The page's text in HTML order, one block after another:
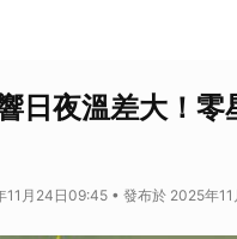
日夜溫差大！
11月24日09:45 • 發布於 2025年